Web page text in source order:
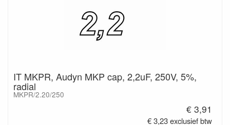
IT MKPR, Audyn MKP cap, 2,2uF, 250V, 5%,
radial
MKPR/2.20/250
€ 3,91
€ 3,23 exclusief btw